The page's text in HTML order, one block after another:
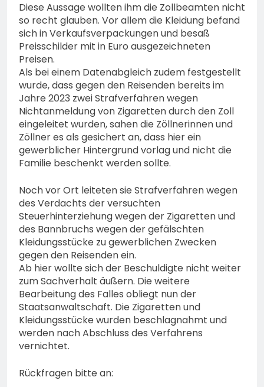
Diese Aussage wollten ihm die Zollbeamten nicht
so recht glauben. Vor allem die Kleidung befand
sich in Verkaufsverpackungen und besaß
Preisschilder mit in Euro ausgezeichneten
Preisen.
Als bei einem Datenabgleich zudem festgestellt
wurde, dass gegen den Reisenden bereits im
Jahre 2023 zwei Strafverfahren wegen
Nichtanmeldung von Zigaretten durch den Zoll
eingeleitet wurden, sahen die Zöllnerinnen und
Zöllner es als gesichert an, dass hier ein
gewerblicher Hintergrund vorlag und nicht die
Familie beschenkt werden sollte.
Noch vor Ort leiteten sie Strafverfahren wegen
des Verdachts der versuchten
Steuerhinterziehung wegen der Zigaretten und
des Bannbruchs wegen der gefälschten
Kleidungsstücke zu gewerblichen Zwecken
gegen den Reisenden ein.
Ab hier wollte sich der Beschuldigte nicht weiter
zum Sachverhalt äußern. Die weitere
Bearbeitung des Falles obliegt nun der
Staatsanwaltschaft. Die Zigaretten und
Kleidungsstücke wurden beschlagnahmt und
werden nach Abschluss des Verfahrens
vernichtet.
Rückfragen bitte an: